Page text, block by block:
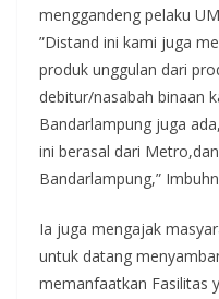
menggandeng pelaku
”Distand ini kami juga
produk unggulan dari
debitur/nasabah binaan
Bandarlampung juga
ini berasal dari
Bandarlampung,”
Ia juga mengajak
untuk datang
memanfaatkan Fasilitas